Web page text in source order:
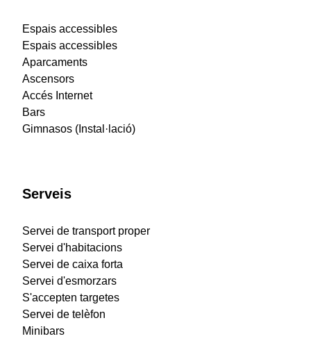
Espais accessibles
Espais accessibles
Aparcaments
Ascensors
Accés Internet
Bars
Gimnasos (Instal·lació)
Serveis
Servei de transport proper
Servei d'habitacions
Servei de caixa forta
Servei d'esmorzars
S'accepten targetes
Servei de telèfon
Minibars